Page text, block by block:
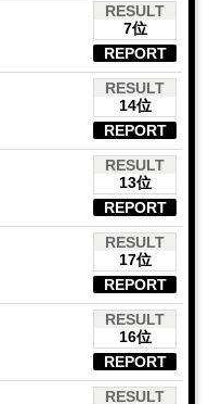
RESULT
7位
REPORT
RESULT
14位
REPORT
RESULT
13位
REPORT
RESULT
17位
REPORT
RESULT
16位
REPORT
RESULT